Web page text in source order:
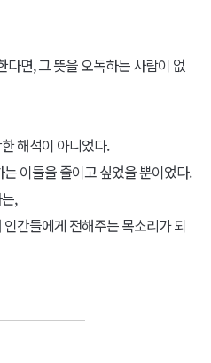
면, 그 뜻을 오독하는 사람이 없
해석이 아니었다.
이들을 줄이고 싶었을 뿐이었다.
,
간들에게 전해주는 목소리가 되